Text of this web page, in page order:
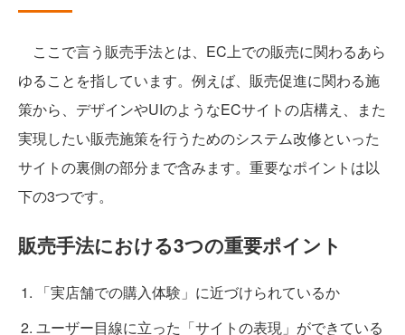
ここで言う販売手法とは、EC上での販売に関わるあら
ゆることを指しています。例えば、販売促進に関わる施
策から、デザインやUIのようなECサイトの店構え、また
実現したい販売施策を行うためのシステム改修といった
サイトの裏側の部分まで含みます。重要なポイントは以
下の3つです。
販売手法における3つの重要ポイント
「実店舗での購入体験」に近づけられているか
ユーザー目線に立った「サイトの表現」ができている